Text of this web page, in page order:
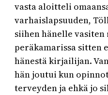
vasta aloitteli
varhaislapsuuden,
siihen hänelle vasiten
peräkamarissa sitten
hänestä kirjailijan.
hän joutui kun
terveyden ja ehkä jo